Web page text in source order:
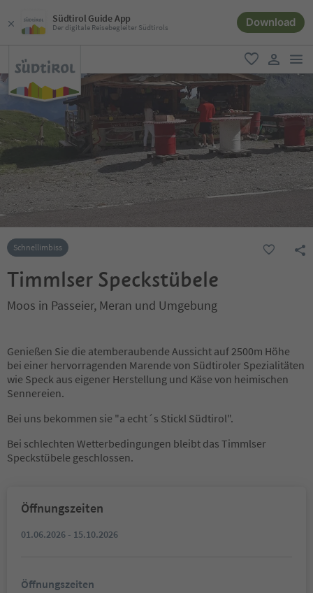
Südtirol Guide App
Der digitale Reisebegleiter Südtirols Download
favorit
user link
Schnellimbiss
Timmlser Speckstübele
Moos in Passeier, Meran und Umgebung
Genießen Sie die atemberaubende Aussicht auf 2500m Höhe
bei einer hervorragenden Marende von Südtiroler Spezialitäten
wie Speck aus eigener Herstellung und Käse von heimischen
Sennereien.
Bei uns bekommen sie "a echt´s Stickl Südtirol".
Bei schlechten Wetterbedingungen bleibt das Timmlser
Speckstübele geschlossen.
Öffnungszeiten
01.06.2026 - 15.10.2026
Öffnungszeiten